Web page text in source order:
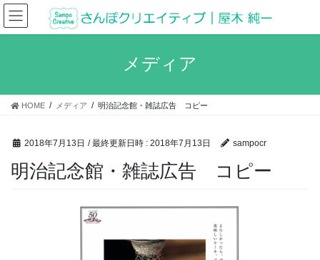
コ
ン
テ
ス
ナ
ビ
ゲ
ン
メディア
HOME メディア 明治記念館・雑誌広告 コピー
2018年7月13日 / 最終更新日時 : 2018年7月13日 sampocr
明治記念館・雑誌広告 コピー